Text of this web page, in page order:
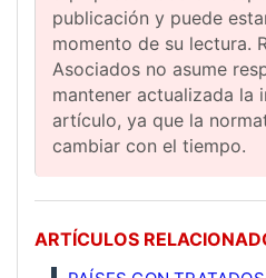
publicación y puede
momento de su lectura.
Asociados no asume
mantener actualizada la
artículo, ya que la
cambiar con el tiempo.
ARTÍCULOS